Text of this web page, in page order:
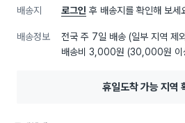
배송지 로그인 후 배송지를 확인해 보세
배송정보 전국 주 7일 배송 (일부 지역 제
배송비 3,000원 (30,000원 이
휴일도착 가능 지역